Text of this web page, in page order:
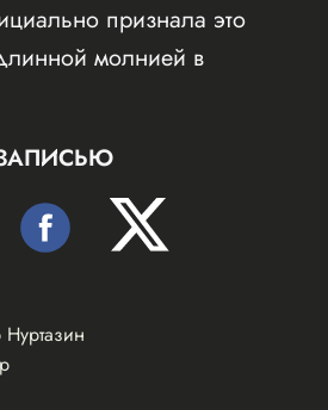
признала это
молнией в